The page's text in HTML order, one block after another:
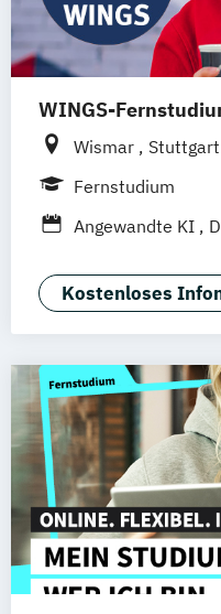
WINGS-
Wismar Stuttgart
Frankfurt am Main
Nürnberg
Fernstudium
Angewandte KI
IT-Forensik IT-
IT-Sicherheit und
Kostenloses